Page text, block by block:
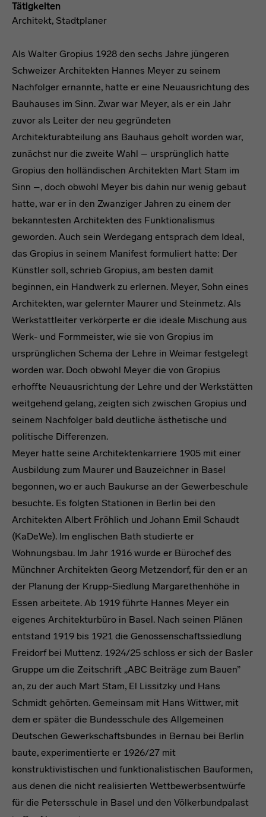
Tätigkeiten
Architekt, Stadtplaner
Als Walter Gropius 1928 den sechs Jahre jüngeren
Schweizer Architekten Hannes Meyer zu seinem
Nachfolger ernannte, hatte er eine Neuausrichtung des
Bauhauses im Sinn. Zwar war Meyer, als er ein Jahr
zuvor als Leiter der neu gegründeten
Architekturabteilung ans Bauhaus geholt worden war,
zunächst nur die zweite Wahl – ursprünglich hatte
Gropius den holländischen Architekten Mart Stam im
Sinn –, doch obwohl Meyer bis dahin nur wenig gebaut
hatte, war er in den Zwanziger Jahren zu einem der
bekanntesten Architekten des Funktionalismus
geworden. Auch sein Werdegang entsprach dem Ideal,
das Gropius in seinem Manifest formuliert hatte: Der
Künstler soll, schrieb Gropius, am besten damit
beginnen, ein Handwerk zu erlernen. Meyer, Sohn eines
Architekten, war gelernter Maurer und Steinmetz. Als
Werkstattleiter verkörperte er die ideale Mischung aus
Werk- und Formmeister, wie sie von Gropius im
ursprünglichen Schema der Lehre in Weimar festgelegt
worden war. Doch obwohl Meyer die von Gropius
erhoffte Neuausrichtung der Lehre und der Werkstätten
weitgehend gelang, zeigten sich zwischen Gropius und
seinem Nachfolger bald deutliche ästhetische und
politische Differenzen.
Meyer hatte seine Architektenkarriere 1905 mit einer
Ausbildung zum Maurer und Bauzeichner in Basel
begonnen, wo er auch Baukurse an der Gewerbeschule
besuchte. Es folgten Stationen in Berlin bei den
Architekten Albert Fröhlich und Johann Emil Schaudt
(KaDeWe). Im englischen Bath studierte er
Wohnungsbau. Im Jahr 1916 wurde er Bürochef des
Münchner Architekten Georg Metzendorf, für den er an
der Planung der Krupp-Siedlung Margarethenhöhe in
Essen arbeitete. Ab 1919 führte Hannes Meyer ein
eigenes Architekturbüro in Basel. Nach seinen Plänen
entstand 1919 bis 1921 die Genossenschaftssiedlung
Freidorf bei Muttenz. 1924/25 schloss er sich der Basler
Gruppe um die Zeitschrift „ABC Beiträge zum Bauen”
an, zu der auch Mart Stam, El Lissitzky und Hans
Schmidt gehörten. Gemeinsam mit Hans Wittwer, mit
dem er später die Bundesschule des Allgemeinen
Deutschen Gewerkschaftsbundes in Bernau bei Berlin
baute, experimentierte er 1926/27 mit
konstruktivistischen und funktionalistischen Bauformen,
aus denen die nicht realisierten Wettbewerbsentwürfe
für die Petersschule in Basel und den Völkerbundpalast